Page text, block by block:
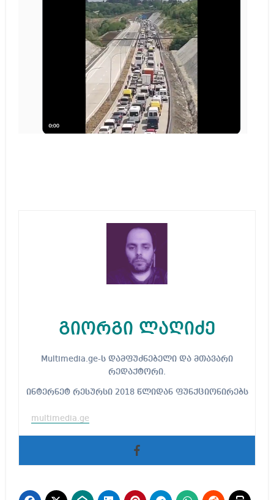
გიორგი ლაღიძე
Multimedia.ge-ს დამფუძნებელი და მთავარი
რედაქტორი.
ინტერნეტ რესურსი 2018 წლიდან ფუნქციონირებს
multimedia.ge